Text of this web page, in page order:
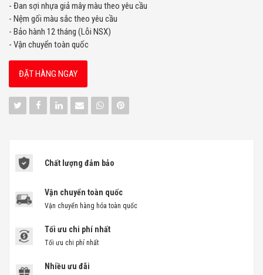
- Đan sợi nhựa giả mây màu theo yêu cầu
- Nệm gối màu sắc theo yêu cầu
- Bảo hành 12 tháng (Lỗi NSX)
- Vận chuyển toàn quốc
ĐẶT HÀNG NGAY
Chất lượng đảm bảo
Vận chuyển toàn quốc
Vận chuyển hàng hóa toàn quốc
Tối ưu chi phí nhất
Tối ưu chi phí nhất
Nhiều ưu đãi